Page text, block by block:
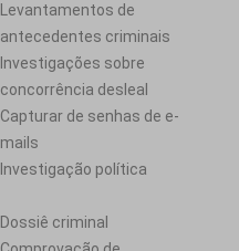
Levantamentos de
antecedentes criminais
Investigações sobre
concorrência desleal
Capturar de senhas de e-
mails
Investigação política
Dossiê criminal